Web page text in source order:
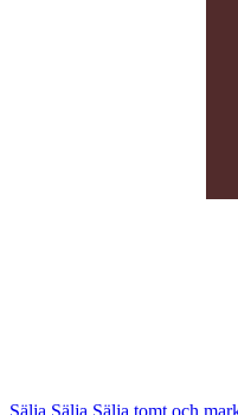
Sälja Sälja Sälja tomt och